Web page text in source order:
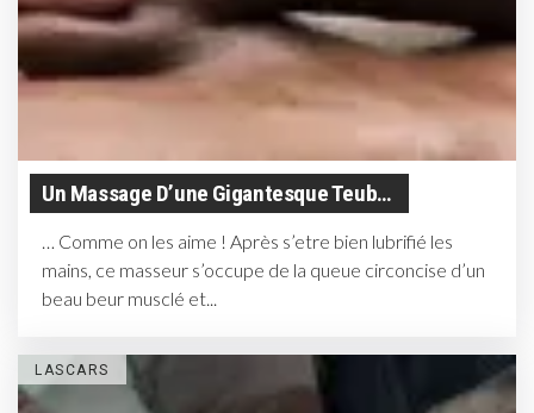
Un Massage D’une Gigantesque Teub…
… Comme on les aime ! Après s’etre bien lubrifié les
mains, ce masseur s’occupe de la queue circoncise d’un
beau beur musclé et...
LASCARS